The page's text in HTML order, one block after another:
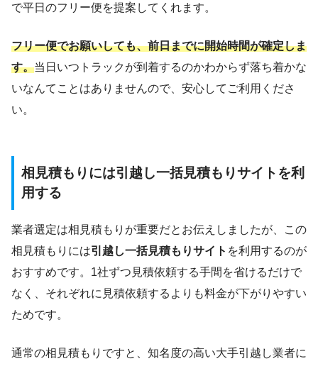
で平日のフリー便を提案してくれます。
フリー便でお願いしても、前日までに開始時間が確定しま
す。当日いつトラックが到着するのかわからず落ち着かな
いなんてことはありませんので、安心してご利用くださ
い。
相見積もりには引越し一括見積もりサイトを利
用する
業者選定は相見積もりが重要だとお伝えしましたが、この
相見積もりには引越し一括見積もりサイト を利用するのが
おすすめです。1社ずつ見積依頼する手間を省けるだけで
なく、それぞれに見積依頼するよりも料金が下がりやすい
ためです。
通常の相見積もりですと、知名度の高い大手引越し業者に